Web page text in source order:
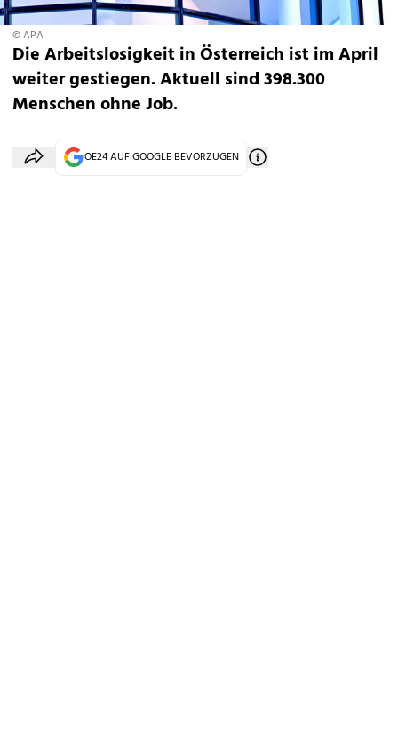
© APA
Die Arbeitslosigkeit in Österreich ist im April
weiter gestiegen. Aktuell sind 398.300
Menschen ohne Job.
OE24 AUF GOOGLE BEVORZUGEN